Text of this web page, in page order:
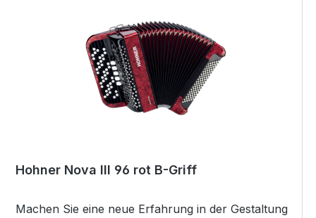
Hohner Nova III 96 rot B-Griff
Machen Sie eine neue Erfahrung in der Gestaltung